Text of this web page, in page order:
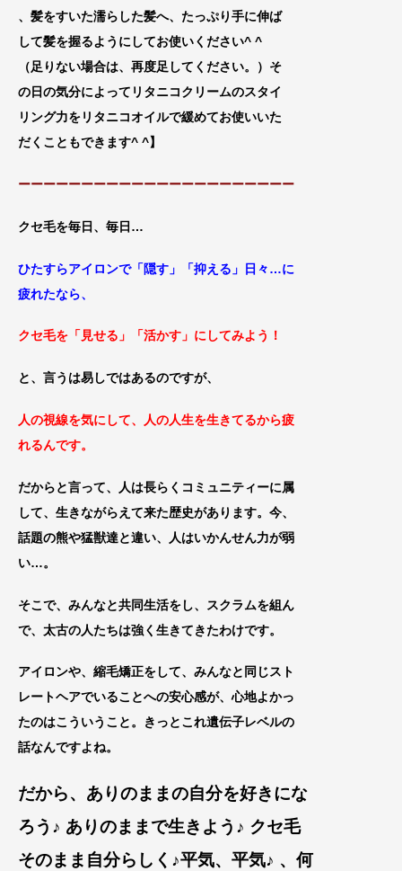
、髪をすいた濡らした髪へ、たっぷり手に伸ば
して髪を握るようにしてお使いください^ ^
（足りない場合は、再度足してください。）そ
の日の気分によってリタニコクリームのスタイ
リング力をリタニコオイルで緩めてお使いいた
だくこともできます^ ^】
ーーーーーーーーーーーーーーーーーーーーーー
クセ毛を毎日、毎日…
ひたすらアイロンで「隠す」「抑える」日々…に
疲れたなら、
クセ毛を「見せる」「活かす」にしてみよう！
と、言うは易しではあるのですが、
人の視線を気にして、人の人生を生きてるから疲
れるんです。
だからと言って、人は長らくコミュニティーに属
して、生きながらえて来た歴史があります。今、
話題の熊や猛獣達と違い、人はいかんせん力が弱
い…。
そこで、みんなと共同生活をし、スクラムを組ん
で、太古の人たちは強く生きてきたわけです。
アイロンや、縮毛矯正をして、みんなと同じスト
レートヘアでいることへの安心感が、心地よかっ
たのはこういうこと。きっとこれ遺伝子レベルの
話なんですよね。
だから、ありのままの自分を好きにな
ろう♪ ありのままで生きよう♪ クセ毛
そのまま自分らしく ♪平気、平気♪ 、何